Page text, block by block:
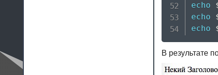
echo
echo
echo
В результате